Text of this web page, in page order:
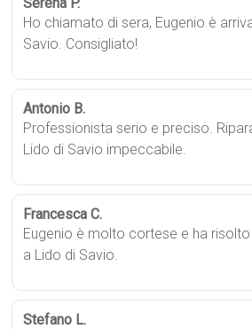
Ho chiamato di sera, Eugenio è
Savio. Consigliato!
Antonio B.
Professionista serio e preciso.
Lido di Savio impeccabile.
Francesca C.
Eugenio è molto cortese e ha
a Lido di Savio.
Stefano L.